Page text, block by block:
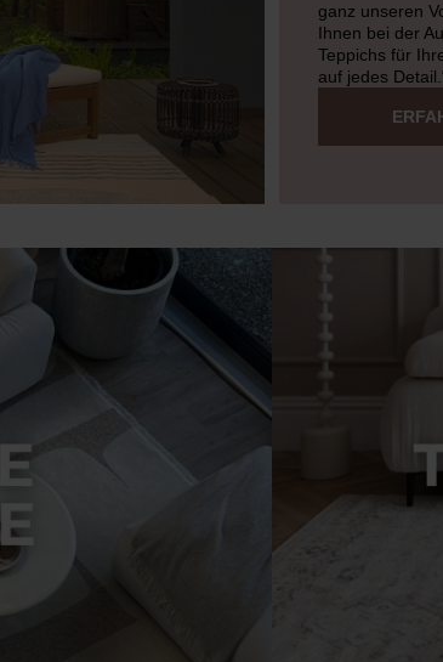
ganz unseren
Ihnen bei der
Teppichs für
auf jedes